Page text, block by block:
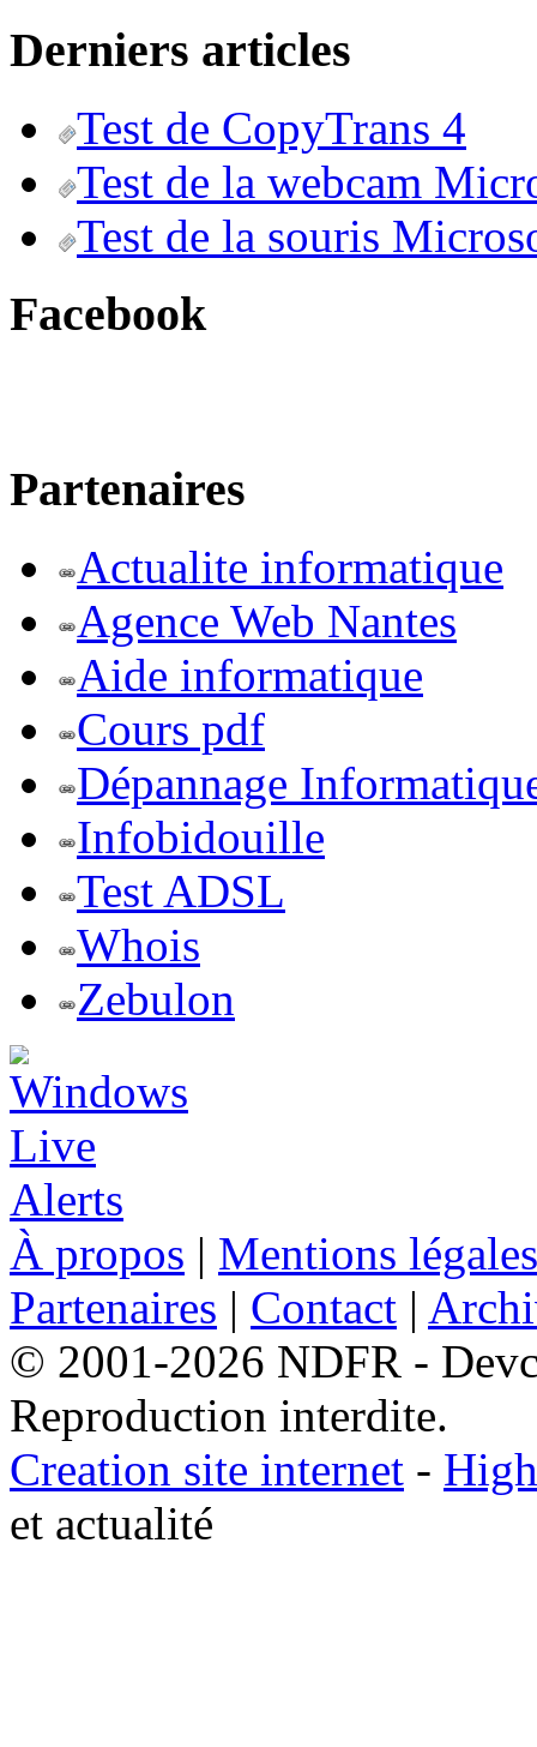
Derniers articles
Test de CopyTrans 4
Test de la webcam
Test de la souris
Facebook
Partenaires
Actualite informatique
Agence Web Nantes
Aide informatique
Cours pdf
Dépannage
Infobidouille
Test ADSL
Whois
Zebulon
À propos | Mentions légales
Partenaires | Contact |
© 2001-2026 NDFR -
Reproduction interdite.
Creation site internet -
et actualité